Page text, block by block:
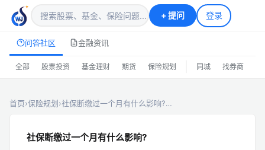
+提问 登录
问答社区 金融资讯
全部 股票投资 基金理财 期货 保险规划 同城 找券商
首页›保险规划›社保断缴过一个月有什么影响?…
社保断缴过一个月有什么影响?